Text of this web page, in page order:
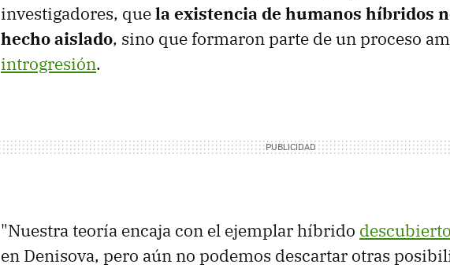
investigadores, quela existencia de humanos híbridos
hecho aislado, sino que formaron parte de un proceso
introgresión.
"Nuestra teoría encaja con el ejemplar híbrido
en Denisova, pero aún no podemos descartar otras